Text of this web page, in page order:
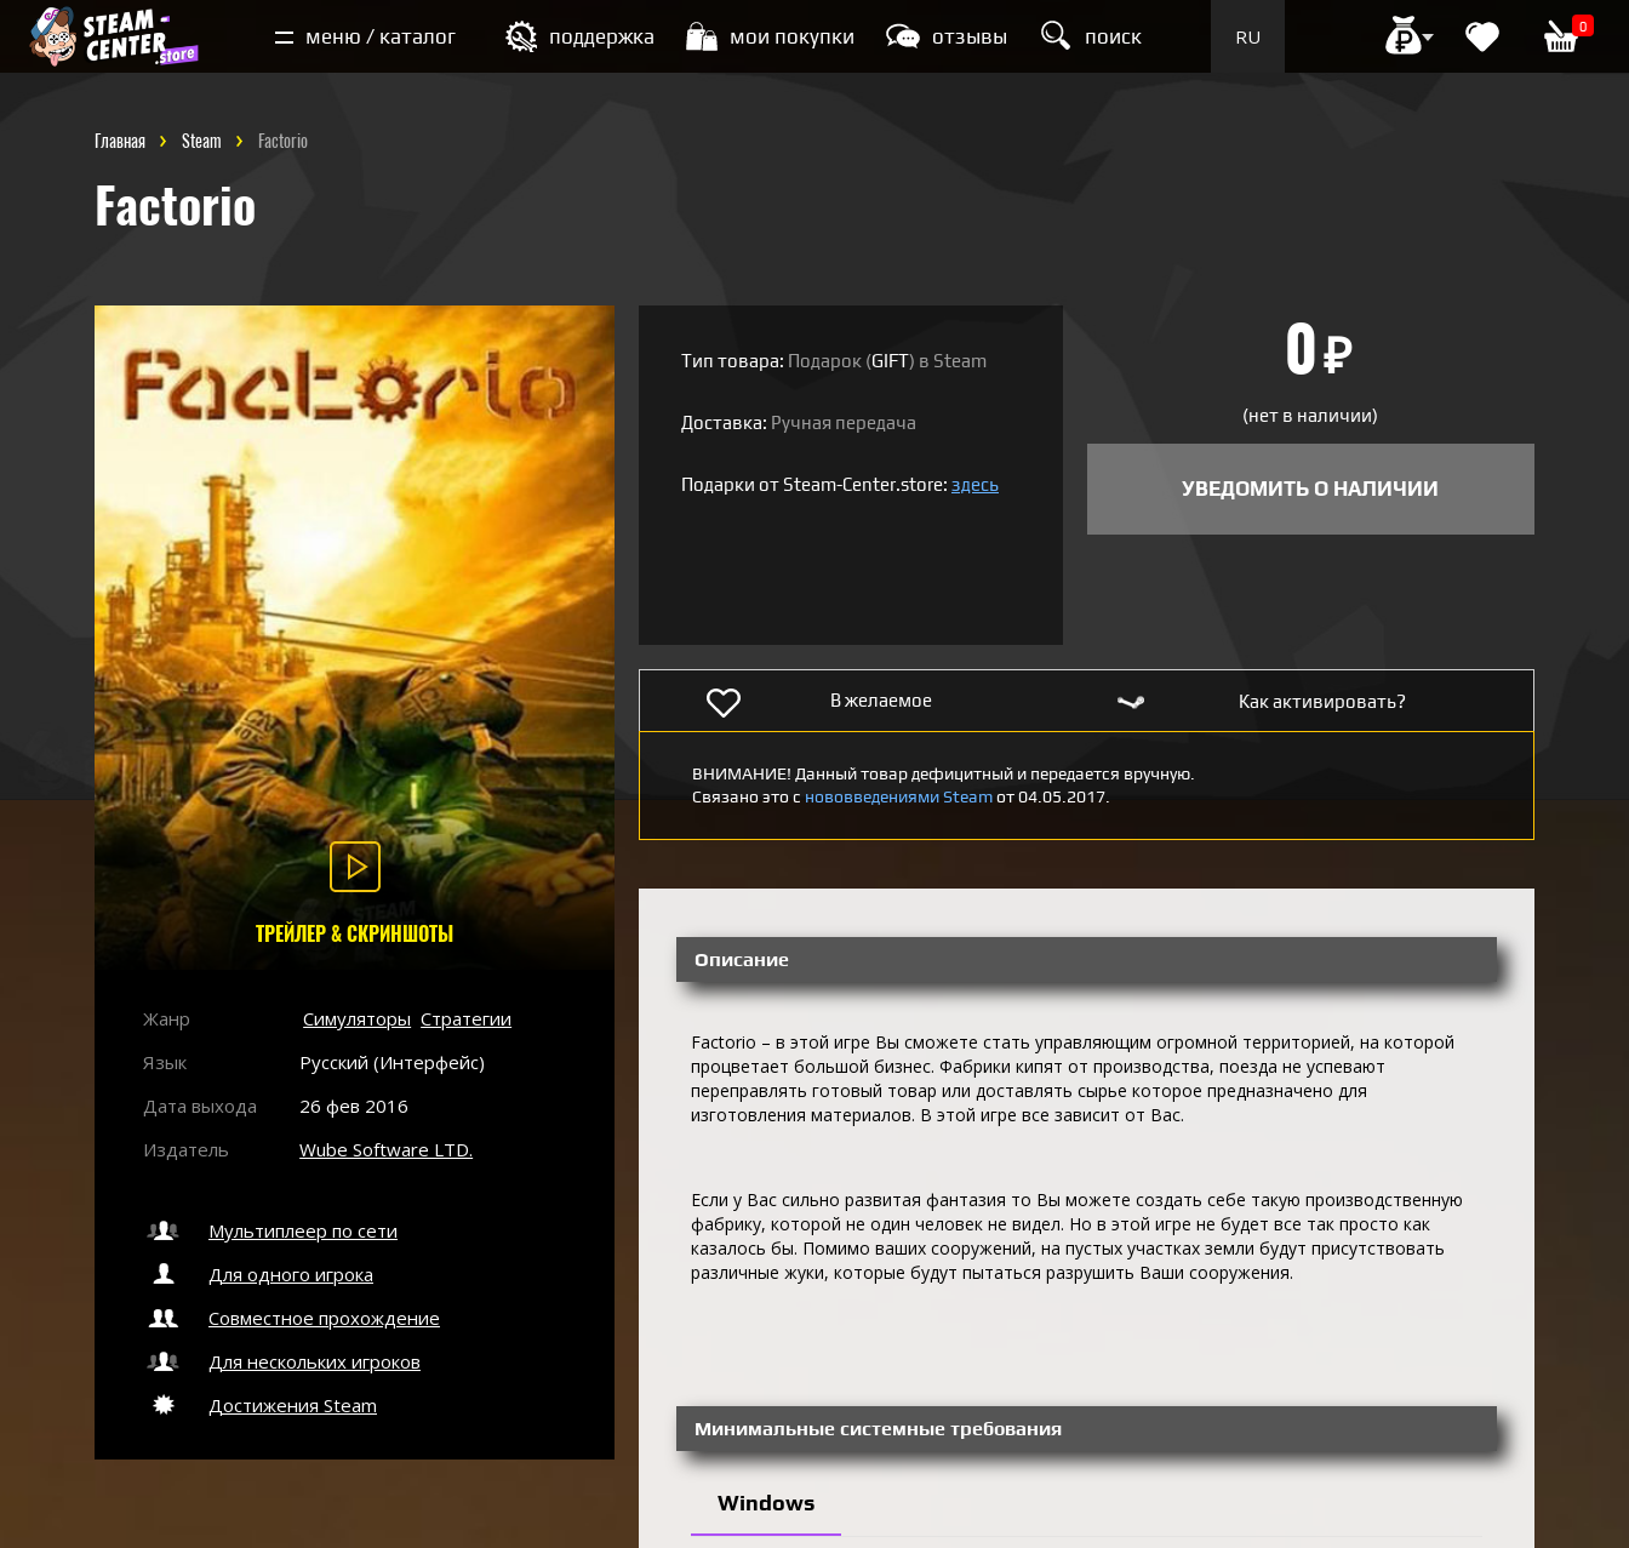
меню / каталог поддержка мои покупки отзывы поиск RU 0
Мои покупки
Главная Steam Factorio
Factorio
ТРЕЙЛЕР & СКРИНШОТЫ
Жанр Симуляторы Стратегии
Язык
Русский (Интерфейс)
Дата выхода
26 фев 2016
Издатель
Wube Software LTD.
Мультиплеер по сети
Для одного игрока
Совместное прохождение
Для нескольких игроков
Достижения Steam
Тип товара: Подарок (GIFT) в Steam
Доставка: Ручная передача
Подарки от Steam-Center.store: здесь
0₽
(нет в наличии)
УВЕДОМИТЬ О НАЛИЧИИ
В желаемое Как активировать?
ВНИМАНИЕ! Данный товар дефицитный и передается вручную.
Связано это с нововведениями Steamот 04.05.2017.
Описание
Factorio – в этой игре Вы сможете стать управляющим огромной территорией, на которой
процветает большой бизнес. Фабрики кипят от производства, поезда не успевают
переправлять готовый товар или доставлять сырье которое предназначено для
изготовления материалов. В этой игре все зависит от Вас.
Если у Вас сильно развитая фантазия то Вы можете создать себе такую производственную
фабрику, которой не один человек не видел. Но в этой игре не будет все так просто как
казалось бы. Помимо ваших сооружений, на пустых участках земли будут присутствовать
различные жуки, которые будут пытаться разрушить Ваши сооружения.
Минимальные системные требования
Windows